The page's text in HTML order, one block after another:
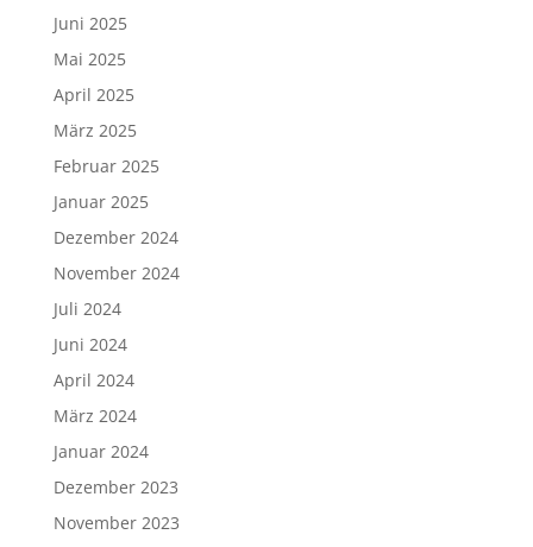
Juni 2025
Mai 2025
April 2025
März 2025
Februar 2025
Januar 2025
Dezember 2024
November 2024
Juli 2024
Juni 2024
April 2024
März 2024
Januar 2024
Dezember 2023
November 2023